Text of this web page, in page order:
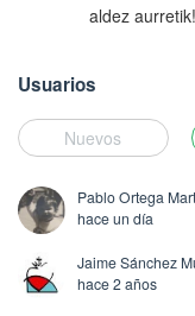
aldez aurretik!
Usuarios
Nuevos
Pablo Ortega
hace un día
Jaime Sánchez
hace 2 años